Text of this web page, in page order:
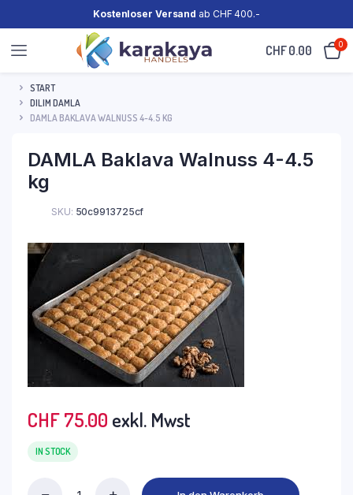
Kostenloser Versand ab CHF 400.-
CHF0.00 0
START
DILIM DAMLA
DAMLA BAKLAVA WALNUSS 4-4.5 KG
DAMLA Baklava Walnuss 4-4.5
kg
SKU: 50c9913725cf
CHF75.00 exkl. Mwst
IN STOCK